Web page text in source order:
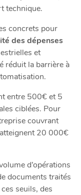
technique.
concrets pour
des dépenses
et
réduit la barrière à
entre 500€ et 5
ciblées. Pour
couvrant
20 000€
d’opérations
documents traités
seuils, des